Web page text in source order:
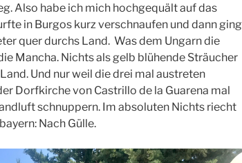
Also habe ich mich hochgequält auf das
in Burgos kurz verschnaufen und dann ging
quer durchs Land. Was dem Ungarn die
Mancha. Nichts als gelb blühende Sträucher
Und nur weil die drei mal austreten
Dorfkirche von Castrillo de la Guarena mal
schnuppern. Im absoluten Nichts riecht
Nach Gülle.